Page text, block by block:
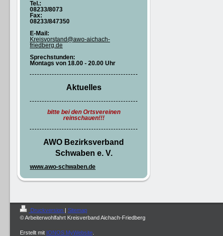
Tel.:
08233/8073
Fax:
08233/847350
E-Mail:
Kreisvorstand@awo-aichach-
friedberg.de
Sprechstunden:
Montags von 18.00 - 20.00 Uhr
Aktuelles
bitte bei den Ortsvereinen
reinschauen!!!
AWO Bezirksverband
Schwaben e. V.
www.awo-schwaben.de
Druckversion | Sitemap
© Arbeiterwohlfahrt Kreisverband Aichach-Friedberg
Erstellt mit IONOS MyWebsite